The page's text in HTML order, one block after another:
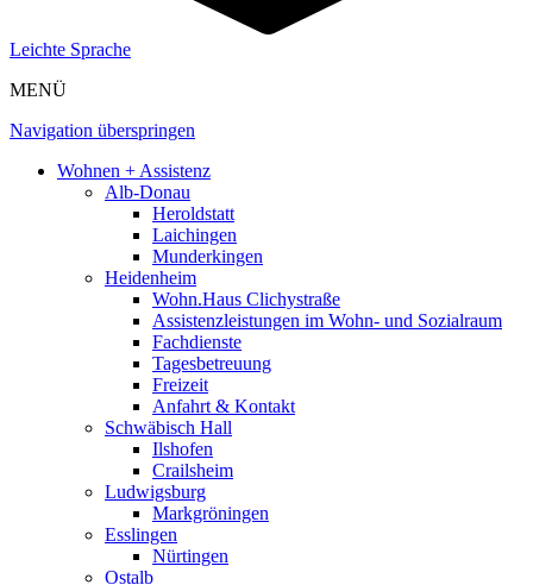
Leichte Sprache
MENÜ
Navigation überspringen
Wohnen + Assistenz
Alb-Donau
Heroldstatt
Laichingen
Munderkingen
Heidenheim
Wohn.Haus Clichystraße
Assistenzleistungen im Wohn- und Sozialraum
Fachdienste
Tagesbetreuung
Freizeit
Anfahrt & Kontakt
Schwäbisch Hall
Ilshofen
Crailsheim
Ludwigsburg
Markgröningen
Esslingen
Nürtingen
Ostalb